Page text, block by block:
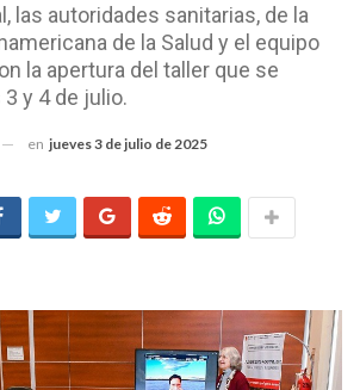
las autoridades sanitarias, de la
de la Salud y el equipo
la apertura del taller que se
y 4 de julio.
en jueves 3 de julio de 2025